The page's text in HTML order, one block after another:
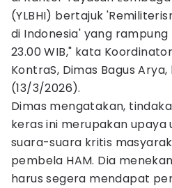
(YLBHI) bertajuk
di Indonesia' yang
23.00 WIB," kata
KontraS, Dimas Bagus
(13/3/2026).
Dimas mengatakan,
keras ini merupakan
suara-suara kritis
pembela HAM. Dia
harus segera mendapat